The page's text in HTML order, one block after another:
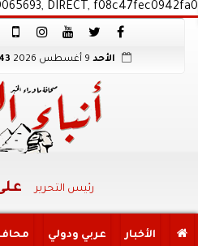
DIRECT, f08c47fec0942fa0
الأحد
رئيس التحرير
الأخبار عربي ودولي